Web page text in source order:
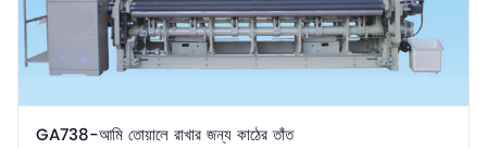
GA738-আমি তোয়ালে রাখার জন্য কাঠের তাঁত